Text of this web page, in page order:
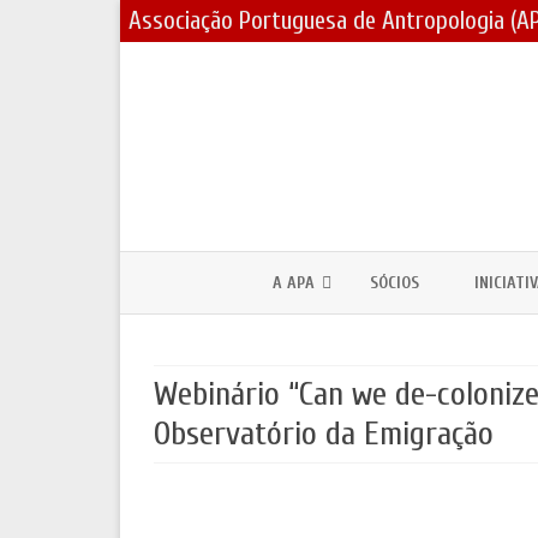
Associação Portuguesa de Antropologia
A APA
ASSEMBLEIAS GERAIS E ELEIÇÕES
PARCERIAS E PROTOCOLOS
SÓCIOS
BOLSAS
FÓRUNS
Webinário “Can we de-
Observatório da Emigração